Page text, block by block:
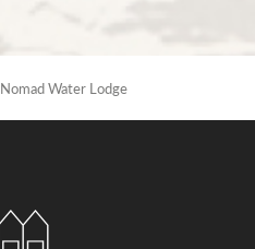
Nomad Water Lodge